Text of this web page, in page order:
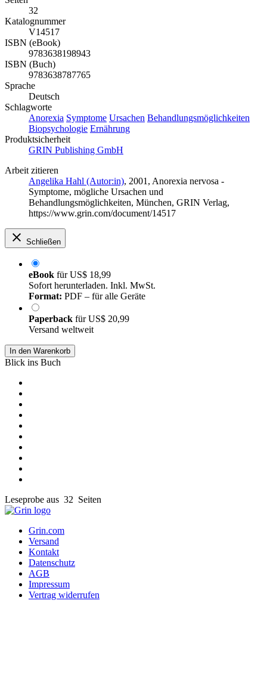
32
Katalognummer
V14517
ISBN (eBook)
9783638198943
ISBN (Buch)
9783638787765
Sprache
Deutsch
Schlagworte
Anorexia Symptome Ursachen Behandlungsmöglichkeiten
Biopsychologie Ernährung
Produktsicherheit
GRIN Publishing GmbH
Arbeit zitieren
Angelika Hahl (Autor:in), 2001, Anorexia nervosa -
Symptome, mögliche Ursachen und
Behandlungsmöglichkeiten, München, GRIN Verlag,
https://www.grin.com/document/14517
Schließen
eBook fürUS$ 18,99
Sofort herunterladen. Inkl. MwSt.
Format: PDF – für alle Geräte
Paperback fürUS$ 20,99
Versand weltweit
In den Warenkorb
Blick ins Buch
Leseprobe aus 32 Seiten
Grin.com
Versand
Kontakt
Datenschutz
AGB
Impressum
Vertrag widerrufen